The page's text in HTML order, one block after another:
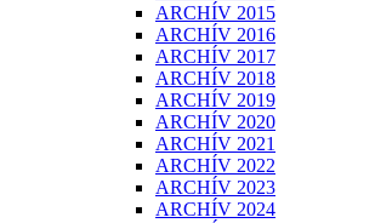
ARCHÍV 2015
ARCHÍV 2016
ARCHÍV 2017
ARCHÍV 2018
ARCHÍV 2019
ARCHÍV 2020
ARCHÍV 2021
ARCHÍV 2022
ARCHÍV 2023
ARCHÍV 2024